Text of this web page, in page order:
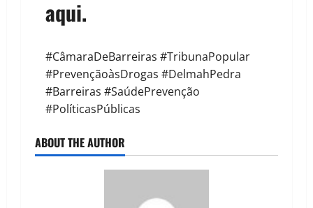
aqui.
#CâmaraDeBarreiras #TribunaPopular
#PrevençãoàsDrogas #DelmahPedra
#Barreiras #SaúdePrevenção
#PolíticasPúblicas
ABOUT THE AUTHOR